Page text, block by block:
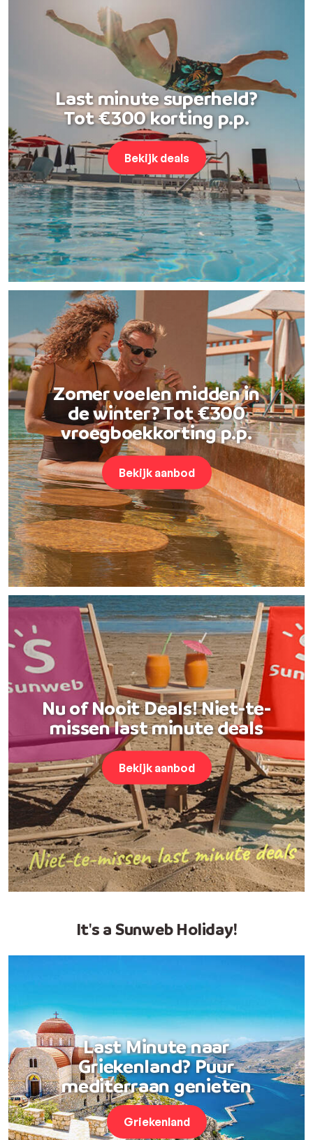
Last minute superheld?
Tot €300 korting p.p.
Bekijk deals
Zomer voelen midden in
de winter? Tot €300
vroegboekkorting p.p.
Bekijk aanbod
Nu of Nooit Deals! Niet-te-
missen last minute deals
Bekijk aanbod
It's a Sunweb Holiday!
Last Minute naar
Griekenland? Puur
mediterraan genieten
Griekenland